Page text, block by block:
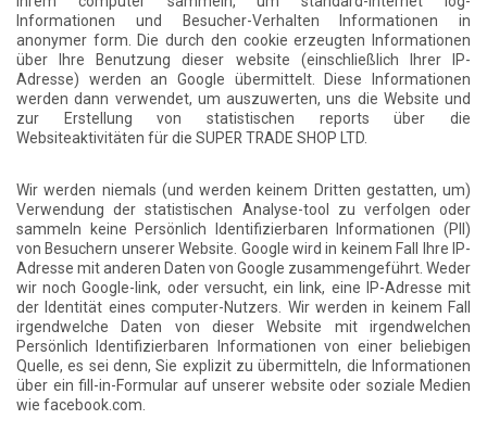
Informationen und Besucher-Verhalten Informationen in
anonymer form. Die durch den cookie erzeugten Informationen
über Ihre Benutzung dieser website (einschließlich Ihrer IP-
Adresse) werden an Google übermittelt. Diese Informationen
werden dann verwendet, um auszuwerten, uns die Website und
zur Erstellung von statistischen reports über die
Websiteaktivitäten für die SUPER TRADE SHOP LTD.
Wir werden niemals (und werden keinem Dritten gestatten, um)
Verwendung der statistischen Analyse-tool zu verfolgen oder
sammeln keine Persönlich Identifizierbaren Informationen (PII)
von Besuchern unserer Website. Google wird in keinem Fall Ihre IP-
Adresse mit anderen Daten von Google zusammengeführt. Weder
wir noch Google-link, oder versucht, ein link, eine IP-Adresse mit
der Identität eines computer-Nutzers. Wir werden in keinem Fall
irgendwelche Daten von dieser Website mit irgendwelchen
Persönlich Identifizierbaren Informationen von einer beliebigen
Quelle, es sei denn, Sie explizit zu übermitteln, die Informationen
über ein fill-in-Formular auf unserer website oder soziale Medien
wie facebook.com.